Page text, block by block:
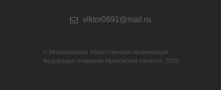
viktor0691@mail.ru
© Региональная общественная организация
Федерация плавания Московской области, 2023